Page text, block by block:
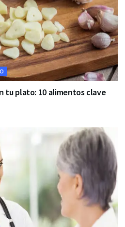
tu plato: 10 alimentos clave